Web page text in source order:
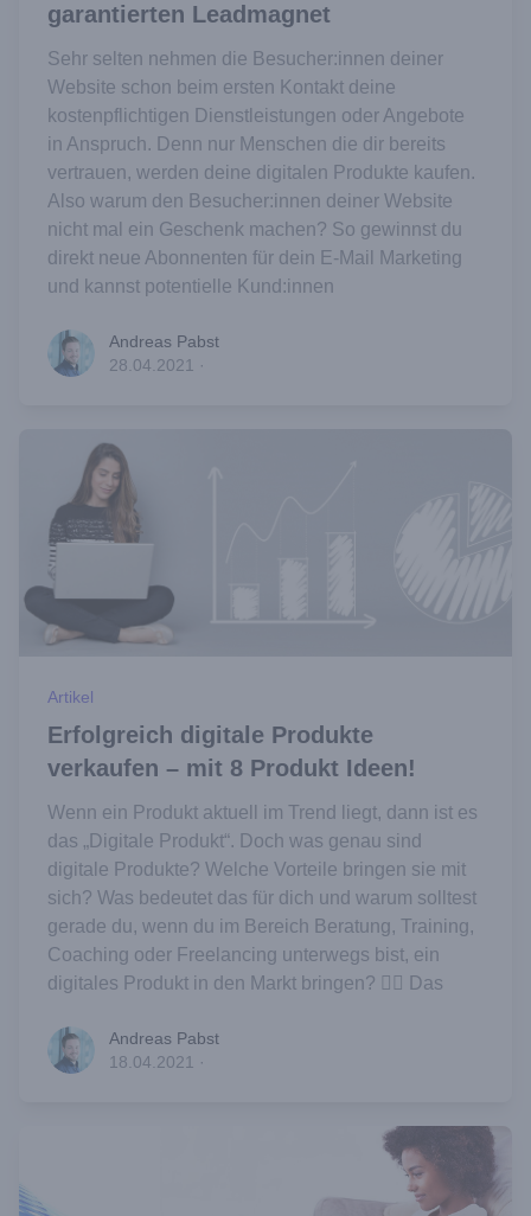
garantierten Leadmagnet
Sehr selten nehmen die Besucher:innen deiner
Website schon beim ersten Kontakt deine
kostenpflichtigen Dienstleistungen oder Angebote
in Anspruch. Denn nur Menschen die dir bereits
vertrauen, werden deine digitalen Produkte kaufen.
Also warum den Besucher:innen deiner Website
nicht mal ein Geschenk machen? So gewinnst du
direkt neue Abonnenten für dein E-Mail Marketing
und kannst potentielle Kund:innen
Andreas Pabst
Andreas Pabst
28.04.2021 ·
Artikel
Erfolgreich digitale Produkte
verkaufen – mit 8 Produkt Ideen!
Wenn ein Produkt aktuell im Trend liegt, dann ist es
das „Digitale Produkt“. Doch was genau sind
digitale Produkte? Welche Vorteile bringen sie mit
sich? Was bedeutet das für dich und warum solltest
gerade du, wenn du im Bereich Beratung, Training,
Coaching oder Freelancing unterwegs bist, ein
digitales Produkt in den Markt bringen? 👉🏻 Das
Andreas Pabst
Andreas Pabst
18.04.2021 ·